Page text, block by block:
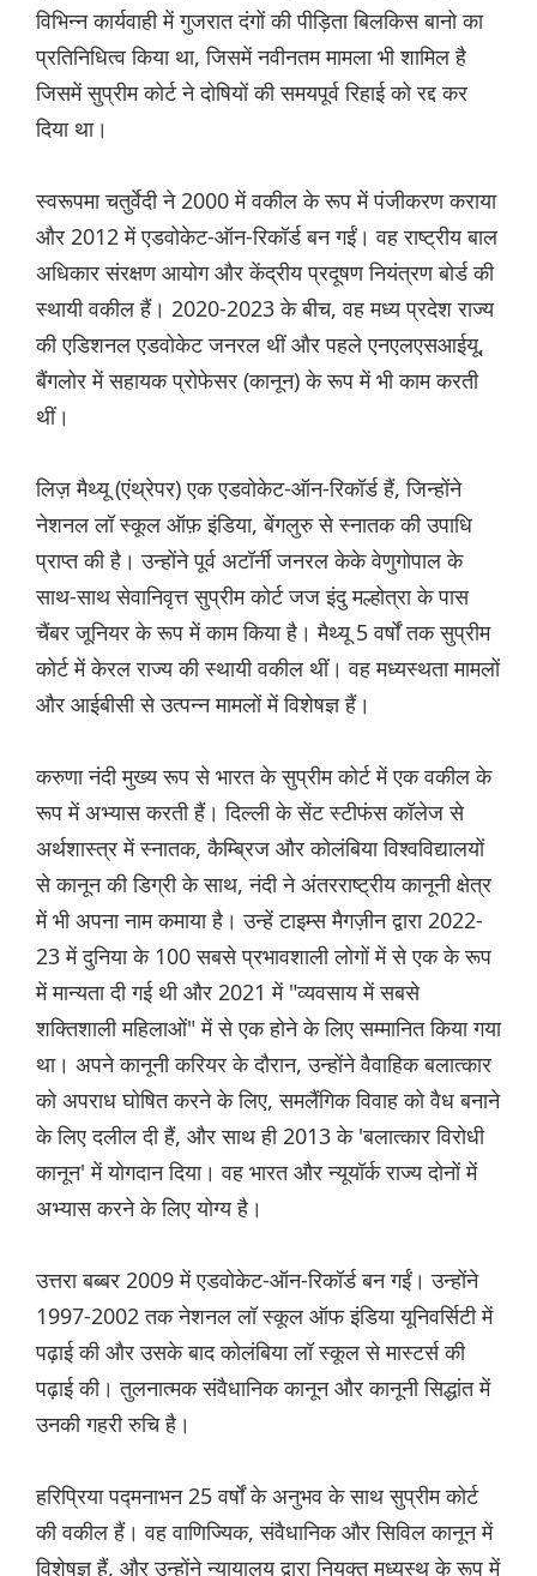
विभिन्न कार्यवाही में गुजरात दंगों की पीड़िता बिलकिस बानो का
प्रतिनिधित्व किया था, जिसमें नवीनतम मामला भी शामिल है
जिसमें सुप्रीम कोर्ट ने दोषियों की समयपूर्व रिहाई को रद्द कर
दिया था।
स्वरूपमा चतुर्वेदी ने 2000 में वकील के रूप में पंजीकरण कराया
और 2012 में एडवोकेट-ऑन-रिकॉर्ड बन गईं। वह राष्ट्रीय बाल
अधिकार संरक्षण आयोग और केंद्रीय प्रदूषण नियंत्रण बोर्ड की
स्थायी वकील हैं। 2020-2023 के बीच, वह मध्य प्रदेश राज्य
की एडिशनल एडवोकेट जनरल थीं और पहले एनएलएसआईयू,
बैंगलोर में सहायक प्रोफेसर (कानून) के रूप में भी काम करती
थीं।
लिज़ मैथ्यू (एंथ्रेपर) एक एडवोकेट-ऑन-रिकॉर्ड हैं, जिन्होंने
नेशनल लॉ स्कूल ऑफ़ इंडिया, बेंगलुरु से स्नातक की उपाधि
प्राप्त की है। उन्होंने पूर्व अटॉर्नी जनरल केके वेणुगोपाल के
साथ-साथ सेवानिवृत्त सुप्रीम कोर्ट जज इंदु मल्होत्रा के पास
चैंबर जूनियर के रूप में काम किया है। मैथ्यू 5 वर्षों तक सुप्रीम
कोर्ट में केरल राज्य की स्थायी वकील थीं। वह मध्यस्थता मामलों
और आईबीसी से उत्पन्न मामलों में विशेषज्ञ हैं।
करुणा नंदी मुख्य रूप से भारत के सुप्रीम कोर्ट में एक वकील के
रूप में अभ्यास करती हैं। दिल्ली के सेंट स्टीफंस कॉलेज से
अर्थशास्त्र में स्नातक, कैम्ब्रिज और कोलंबिया विश्वविद्यालयों
से कानून की डिग्री के साथ, नंदी ने अंतरराष्ट्रीय कानूनी क्षेत्र
में भी अपना नाम कमाया है। उन्हें टाइम्स मैगज़ीन द्वारा 2022-
23 में दुनिया के 100 सबसे प्रभावशाली लोगों में से एक के रूप
में मान्यता दी गई थी और 2021 में "व्यवसाय में सबसे
शक्तिशाली महिलाओं" में से एक होने के लिए सम्मानित किया गया
था। अपने कानूनी करियर के दौरान, उन्होंने वैवाहिक बलात्कार
को अपराध घोषित करने के लिए, समलैंगिक विवाह को वैध बनाने
के लिए दलील दी हैं, और साथ ही 2013 के 'बलात्कार विरोधी
कानून' में योगदान दिया। वह भारत और न्यूयॉर्क राज्य दोनों में
अभ्यास करने के लिए योग्य है।
उत्तरा बब्बर 2009 में एडवोकेट-ऑन-रिकॉर्ड बन गईं। उन्होंने
1997-2002 तक नेशनल लॉ स्कूल ऑफ इंडिया यूनिवर्सिटी में
पढ़ाई की और उसके बाद कोलंबिया लॉ स्कूल से मास्टर्स की
पढ़ाई की। तुलनात्मक संवैधानिक कानून और कानूनी सिद्धांत में
उनकी गहरी रुचि है।
हरिप्रिया पद्मनाभन 25 वर्षों के अनुभव के साथ सुप्रीम कोर्ट
की वकील हैं। वह वाणिज्यिक, संवैधानिक और सिविल कानून में
विशेषज्ञ हैं, और उन्होंने न्यायालय द्वारा नियुक्त मध्यस्थ के रूप में